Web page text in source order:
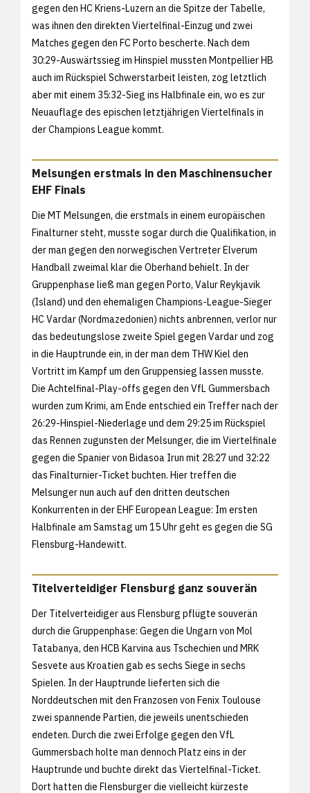
gegen den HC Kriens-Luzern an die Spitze der Tabelle,
was ihnen den direkten Viertelfinal-Einzug und zwei
Matches gegen den FC Porto bescherte. Nach dem
30:29-Auswärtssieg im Hinspiel mussten Montpellier HB
auch im Rückspiel Schwerstarbeit leisten, zog letztlich
aber mit einem 35:32-Sieg ins Halbfinale ein, wo es zur
Neuauflage des epischen letztjährigen Viertelfinals in
der Champions League kommt.
Melsungen erstmals in den Maschinensucher
EHF Finals
Die MT Melsungen, die erstmals in einem europäischen
Finalturner steht, musste sogar durch die Qualifikation, in
der man gegen den norwegischen Vertreter Elverum
Handball zweimal klar die Oberhand behielt. In der
Gruppenphase ließ man gegen Porto, Valur Reykjavik
(Island) und den ehemaligen Champions-League-Sieger
HC Vardar (Nordmazedonien) nichts anbrennen, verlor nur
das bedeutungslose zweite Spiel gegen Vardar und zog
in die Hauptrunde ein, in der man dem THW Kiel den
Vortritt im Kampf um den Gruppensieg lassen musste.
Die Achtelfinal-Play-offs gegen den VfL Gummersbach
wurden zum Krimi, am Ende entschied ein Treffer nach der
26:29-Hinspiel-Niederlage und dem 29:25 im Rückspiel
das Rennen zugunsten der Melsunger, die im Viertelfinale
gegen die Spanier von Bidasoa Irun mit 28:27 und 32:22
das Finalturnier-Ticket buchten. Hier treffen die
Melsunger nun auch auf den dritten deutschen
Konkurrenten in der EHF European League: Im ersten
Halbfinale am Samstag um 15 Uhr geht es gegen die SG
Flensburg-Handewitt.
Titelverteidiger Flensburg ganz souverän
Der Titelverteidiger aus Flensburg pflügte souverän
durch die Gruppenphase: Gegen die Ungarn von Mol
Tatabanya, den HCB Karvina aus Tschechien und MRK
Sesvete aus Kroatien gab es sechs Siege in sechs
Spielen. In der Hauptrunde lieferten sich die
Norddeutschen mit den Franzosen von Fenix Toulouse
zwei spannende Partien, die jeweils unentschieden
endeten. Durch die zwei Erfolge gegen den VfL
Gummersbach holte man dennoch Platz eins in der
Hauptrunde und buchte direkt das Viertelfinal-Ticket.
Dort hatten die Flensburger die vielleicht kürzeste